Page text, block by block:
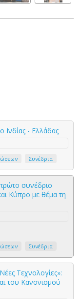
Ινδίας - Ελλάδας
Συνέδρια
συνέδριο
Κύπρο με θέμα τη
Συνέδρια
Τεχνολογίες»:
του Κανονισμού